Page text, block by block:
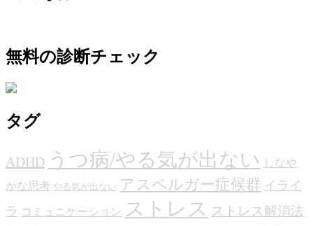
無料の診断チェック
タグ
ADHD うつ病/やる気が出ない
しなや
かな思考 やる気が出ない アスペルガー症候群 イライ
ラ コミュニケーション ストレス ストレス解消法